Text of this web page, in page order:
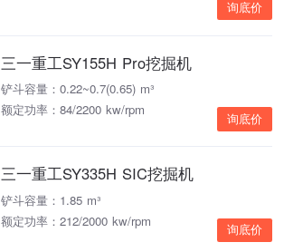
询底价
三一重工SY155H Pro挖掘机
铲斗容量：0.22~0.7(0.65) m³
额定功率：84/2200 kw/rpm
询底价
三一重工SY335H SIC挖掘机
铲斗容量：1.85 m³
额定功率：212/2000 kw/rpm
询底价